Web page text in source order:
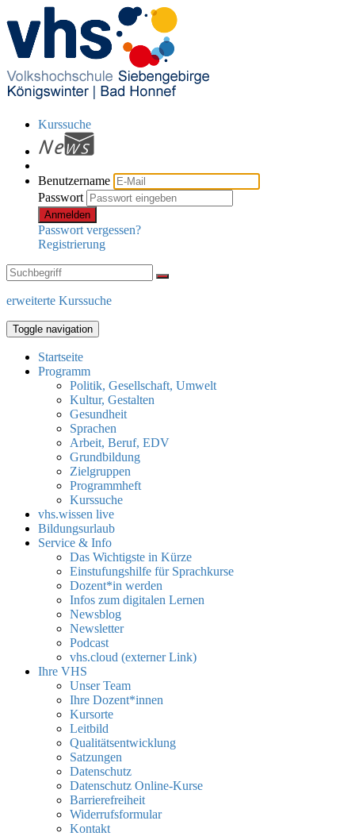
Kurssuche
Benutzername
Passwort
Anmelden
Passwort vergessen?
Registrierung
erweiterte Kurssuche
Toggle navigation
Startseite
Programm
Politik, Gesellschaft, Umwelt
Kultur, Gestalten
Gesundheit
Sprachen
Arbeit, Beruf, EDV
Grundbildung
Zielgruppen
Programmheft
Kurssuche
vhs.wissen live
Bildungsurlaub
Service & Info
Das Wichtigste in Kürze
Einstufungshilfe für Sprachkurse
Dozent*in werden
Infos zum digitalen Lernen
Newsblog
Newsletter
Podcast
vhs.cloud (externer Link)
Ihre VHS
Unser Team
Ihre Dozent*innen
Kursorte
Leitbild
Qualitätsentwicklung
Satzungen
Datenschutz
Datenschutz Online-Kurse
Barrierefreiheit
Widerrufsformular
Kontakt